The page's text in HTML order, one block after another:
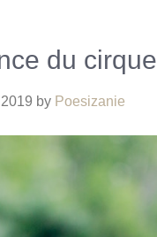
du cirque
by Poesizanie